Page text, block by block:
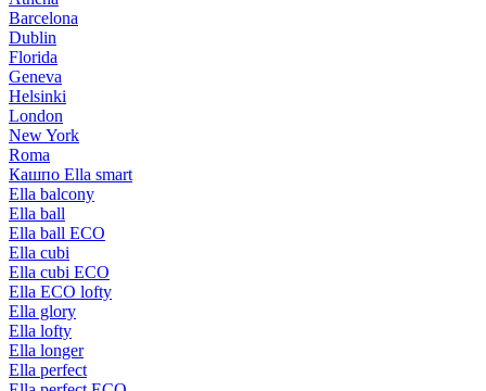
Barcelona
Dublin
Florida
Geneva
Helsinki
London
New York
Roma
Кашпо Ella smart
Ella balcony
Ella ball
Ella ball ECO
Ella cubi
Ella cubi ECO
Ella ECO lofty
Ella glory
Ella lofty
Ella longer
Ella perfect